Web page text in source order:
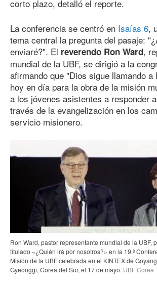
corto plazo, detalló el reporte.
La conferencia se centró en Isaías 6,
tema central la pregunta del pasaje:
enviaré?". El reverendo Ron Ward,
mundial de la UBF, se dirigió a la
afirmando que "Dios sigue llamando a
hoy en día para la obra de la misión
a los jóvenes asistentes a responder
través de la evangelización en los
servicio misionero.
Ron Ward, pastor representante mundial de la UBF,
titulado «¿Quién irá por nosotros?» en la 19.ª
Misión de la UBF celebrada en el KINTEX de
Gyeonggi, Corea del Sur, el 17 de mayo. UBF Corea